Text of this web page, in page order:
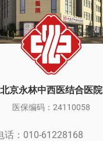
北京永林中西医结合医院
医保编码：24110058
话：010-61228168